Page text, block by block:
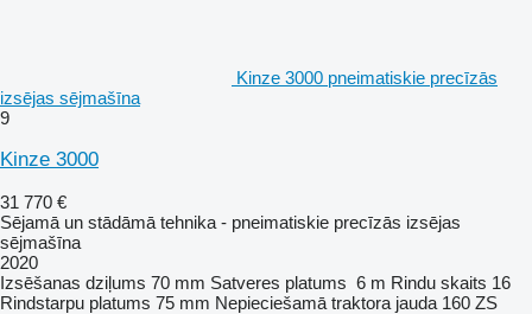
Kinze 3000 pneimatiskie precīzās
izsējas sējmašīna
9
Kinze 3000
31 770 €
Sējamā un stādāmā tehnika - pneimatiskie precīzās izsējas
sējmašīna
2020
Izsēšanas dziļums 70 mm Satveres platums 6 m Rindu skaits 16
Rindstarpu platums 75 mm Nepieciešamā traktora jauda 160 ZS